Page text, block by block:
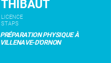
THIBAUT
LICENCE
STAPS
PRÉPARATION PHYSIQUE À
VILLENAVE-D'ORNON